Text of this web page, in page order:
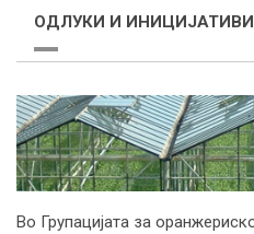
ОДЛУКИ И ИНИЦИЈАТИВИ
Во Групацијата за